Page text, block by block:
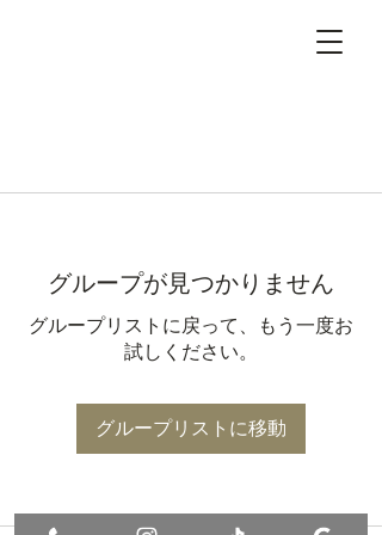
グループが見つかりません
グループリストに戻って、もう一度お
試しください。
グループリストに移動